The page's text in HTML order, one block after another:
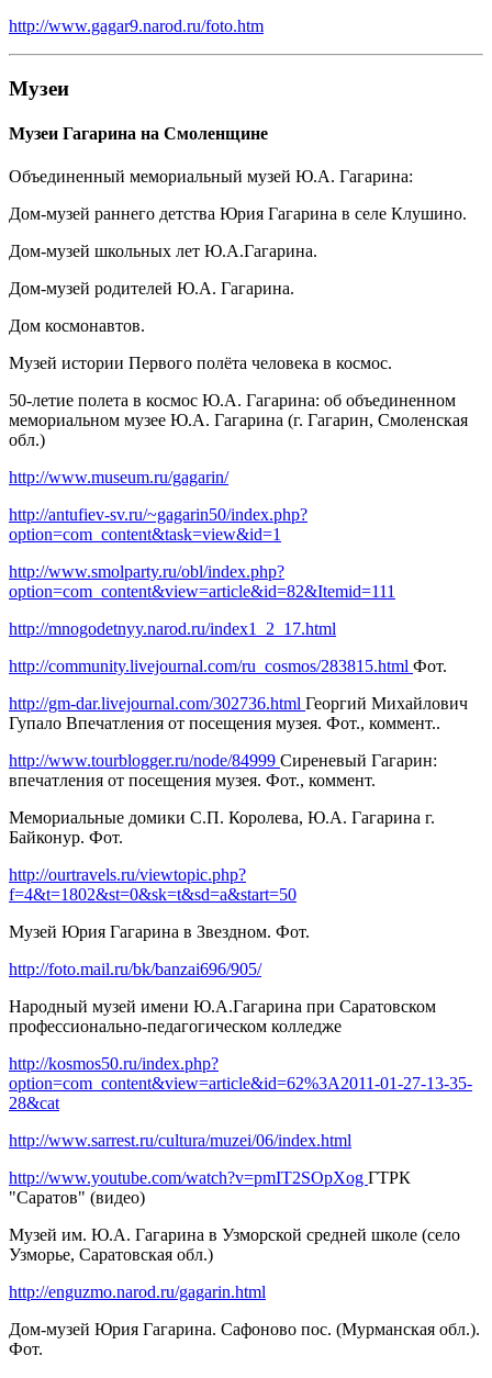
http://www.gagar9.narod.ru/foto.htm
Музеи
Музеи Гагарина на Смоленщине
Объединенный мемориальный музей Ю.А. Гагарина:
Дом-музей раннего детства Юрия Гагарина в селе Клушино.
Дом-музей школьных лет Ю.А.Гагарина.
Дом-музей родителей Ю.А. Гагарина.
Дом космонавтов.
Музей истории Первого полёта человека в космос.
50-летие полета в космос Ю.А. Гагарина: об объединенном
мемориальном музее Ю.А. Гагарина (г. Гагарин, Смоленская
обл.)
http://www.museum.ru/gagarin/
http://antufiev-sv.ru/~gagarin50/index.php?
option=com_content&task=view&id=1
http://www.smolparty.ru/obl/index.php?
option=com_content&view=article&id=82&Itemid=111
http://mnogodetnyy.narod.ru/index1_2_17.html
http://community.livejournal.com/ru_cosmos/283815.html Фот.
http://gm-dar.livejournal.com/302736.html Георгий Михайлович
Гупало Впечатления от посещения музея. Фот., коммент..
http://www.tourblogger.ru/node/84999 Сиреневый Гагарин:
впечатления от посещения музея. Фот., коммент.
Мемориальные домики С.П. Королева, Ю.А. Гагарина г.
Байконур. Фот.
http://ourtravels.ru/viewtopic.php?
f=4&t=1802&st=0&sk=t&sd=a&start=50
Музей Юрия Гагарина в Звездном. Фот.
http://foto.mail.ru/bk/banzai696/905/
Народный музей имени Ю.А.Гагарина при Саратовском
профессионально-педагогическом колледже
http://kosmos50.ru/index.php?
option=com_content&view=article&id=62%3A2011-01-27-13-35-
28&cat
http://www.sarrest.ru/cultura/muzei/06/index.html
http://www.youtube.com/watch?v=pmIT2SOpXog ГТРК
"Саратов" (видео)
Музей им. Ю.А. Гагарина в Узморской средней школе (село
Узморье, Саратовская обл.)
http://enguzmo.narod.ru/gagarin.html
Дом-музей Юрия Гагарина. Сафоново пос. (Мурманская обл.).
Фот.